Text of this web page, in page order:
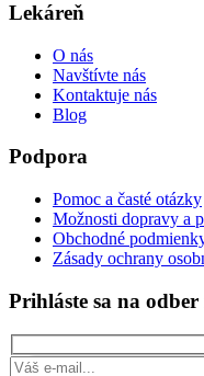
Lekáreň
O nás
Navštívte nás
Kontaktuje nás
Blog
Podpora
Pomoc a časté otázky
Možnosti dopravy a
Obchodné
Zásady ochrany
Prihláste sa na odber